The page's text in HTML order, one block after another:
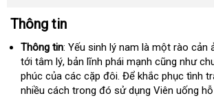
Thông tin
Thông tin: Yếu sinh lý nam là một rào cản
tới tâm lýgiá
bán
, bản lĩnh phái mạnh xưởng
cũng như
phúc bảo
hành
của các cặp đôihàng
Hiệu
. Để khắc phục tình
nhiều cách trong đó sử dụng Viên uống